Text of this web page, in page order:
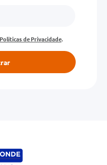
Políticas de Privacidade.